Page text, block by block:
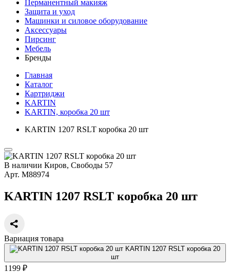
Перманентный макияж
Защита и уход
Машинки и силовое оборудование
Аксессуары
Пирсинг
Мебель
Бренды
Главная
Каталог
Картриджи
KARTIN
KARTIN, коробка 20 шт
KARTIN 1207 RSLT коробка 20 шт
В наличии Киров, Свободы 57
Арт. М88974
KARTIN 1207 RSLT коробка 20 шт
Вариация товара
KARTIN 1207 RSLT коробка 20
шт
1199 ₽